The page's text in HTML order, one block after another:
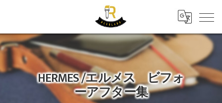
HERMES /エルメス ビフォ
ーアフター集